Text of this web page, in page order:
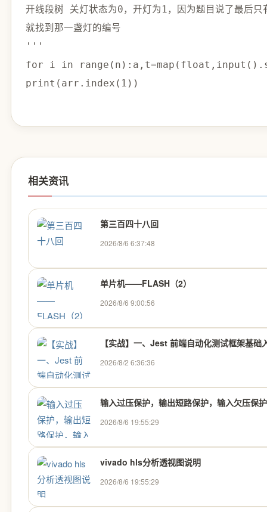
开线段树 关灯状态为0，开灯为1，因为题目说了最后只
就找到那一盏灯的编号
'''
for i in
print(arr.index(1))
相关资讯
第三百四十八回
2026/8/6 6:37:48
单片机——FLASH（2）
2026/8/6 9:00:56
【实战】一、Jest 前端自动化测试框架基
2026/8/2 6:36:36
输入过压保护，输出短路保护，输入欠压保
2026/8/6 19:55:29
vivado hls分析透视图说明
2026/8/6 19:55:29